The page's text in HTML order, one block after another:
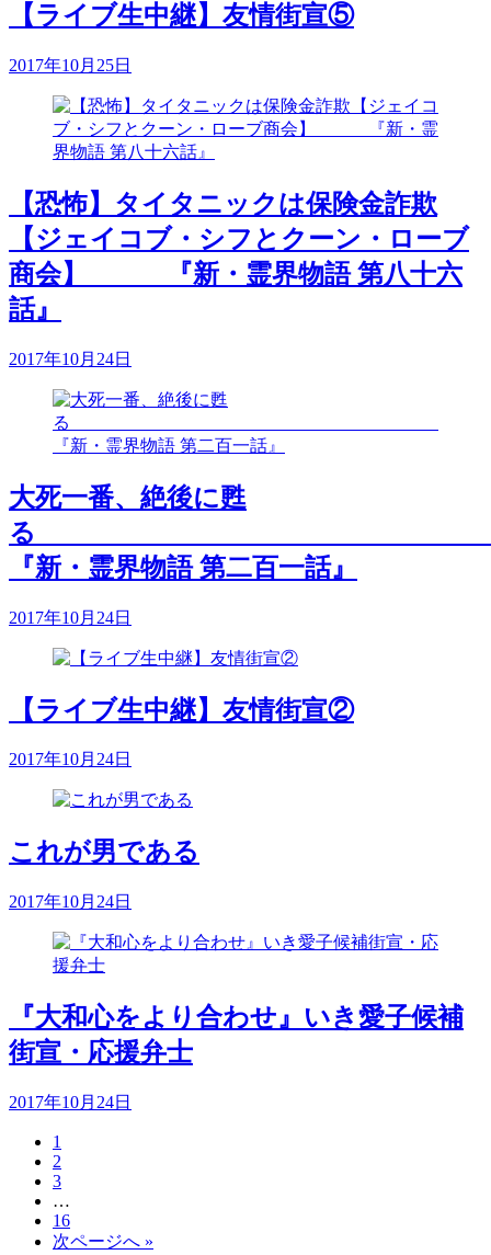
【ライブ生中継】友情街宣⑤
2017年10月25日
【恐怖】タイタニックは保険金詐欺
【ジェイコブ・シフとクーン・ローブ
商会】 『新・霊界物語 第八十六
話』
2017年10月24日
大死一番、絶後に甦
『新・霊界物語 第二百一話』
2017年10月24日
【ライブ生中継】友情街宣②
2017年10月24日
これが男である
2017年10月24日
『大和心をより合わせ』いき愛子候補
街宣・応援弁士
2017年10月24日
1
2
3
…
16
次ページへ »